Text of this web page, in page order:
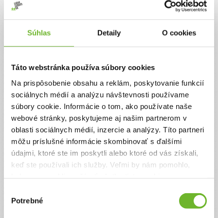
Súhlas Detaily O cookies
Táto webstránka používa súbory cookies
Na prispôsobenie obsahu a reklám, poskytovanie funkcií
sociálnych médií a analýzu návštevnosti používame
súbory cookie. Informácie o tom, ako používate naše
webové stránky, poskytujeme aj našim partnerom v
oblasti sociálnych médií, inzercie a analýzy. Títo partneri
môžu príslušné informácie skombinovať s ďalšími
údajmi, ktoré ste im poskytli alebo ktoré od vás získali,
keď ste používali ich služby. Veľmi by nám pomohlo,
súhlasu
Potrebné
Palculienka z neba IV.
Ellka je dievčatko ako každé iné, avšak pritom tak
výnimočné. Od narodenia sa musí o každý pokrok
trochu viac snažiť. Veci, ktoré sú pre iné deti
prirodzené, sú pre ňu veľkou výzvou. Rodičia
robia všetko pre to, aby dcérke pomohli.
Absolvovala už dve liečby kmeňovými bunkami,
ktoré priniesli pokroky a veľkú nádej. Ellka
dokáže chodiť sama bez opory a dokáže povedať